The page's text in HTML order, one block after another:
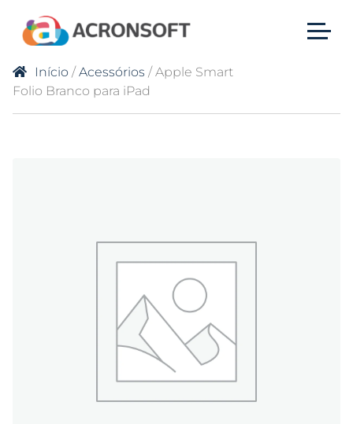
Início /Acessórios / Apple Smart
Folio Branco para iPad